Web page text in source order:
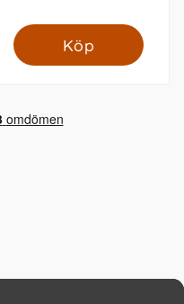
Köp